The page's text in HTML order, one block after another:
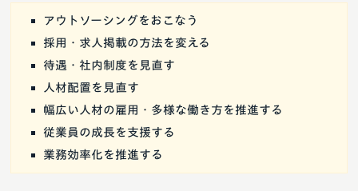
アウトソーシングをおこなう
採用・求人掲載の方法を変える
待遇・社内制度を見直す
人材配置を見直す
幅広い人材の雇用・多様な働き方を推進する
従業員の成長を支援する
業務効率化を推進する